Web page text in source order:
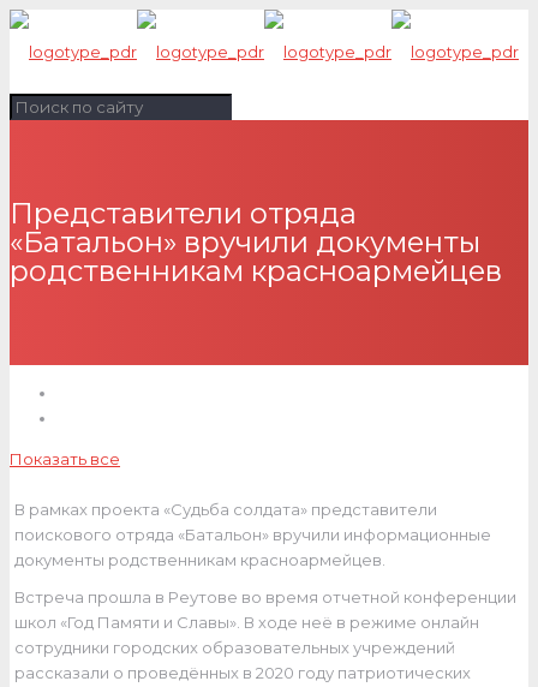
Представители отряда
«Батальон» вручили документы
родственникам красноармейцев
Показать все
В рамках проекта «Судьба солдата» представители
поискового отряда «Батальон» вручили информационные
документы родственникам красноармейцев.
Встреча прошла в Реутове во время отчетной конференции
школ «Год Памяти и Славы». В ходе неё в режиме онлайн
сотрудники городских образовательных учреждений
рассказали о проведённых в 2020 году патриотических